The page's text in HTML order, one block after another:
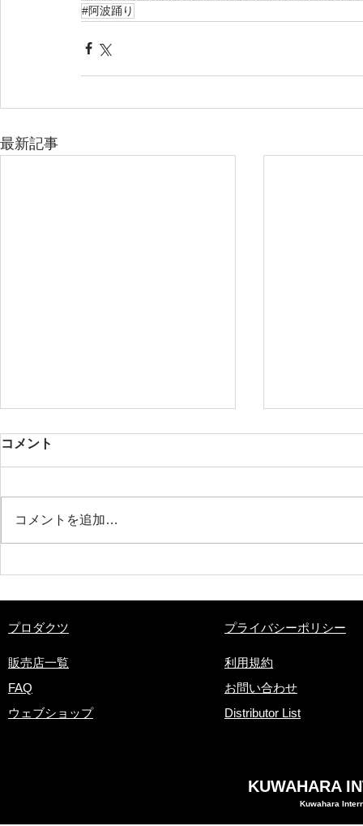
#阿波踊り
最新記事
編）
編）
コメント
コメントを追加…
​プロダクツ
販売店一覧
FAQ
ウェブショップ
プライバシーポリシー
利用規約
お問い合わせ
Distributor List
Kuwahara
KUWAHARA